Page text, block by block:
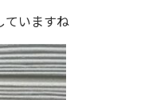
ていますね